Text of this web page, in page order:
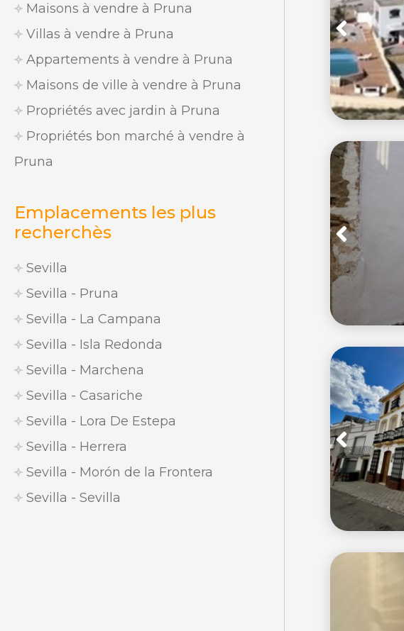
Maisons à vendre à Pruna
Villas à vendre à Pruna
Appartements à vendre à Pruna
Maisons de ville à vendre à Pruna
Propriétés avec jardin à Pruna
Propriétés bon marché à vendre à
Pruna
Emplacements les plus
recherchès
Sevilla
Sevilla - Pruna
Sevilla - La Campana
Sevilla - Isla Redonda
Sevilla - Marchena
Sevilla - Casariche
Sevilla - Lora De Estepa
Sevilla - Herrera
Sevilla - Morón de la Frontera
Sevilla - Sevilla